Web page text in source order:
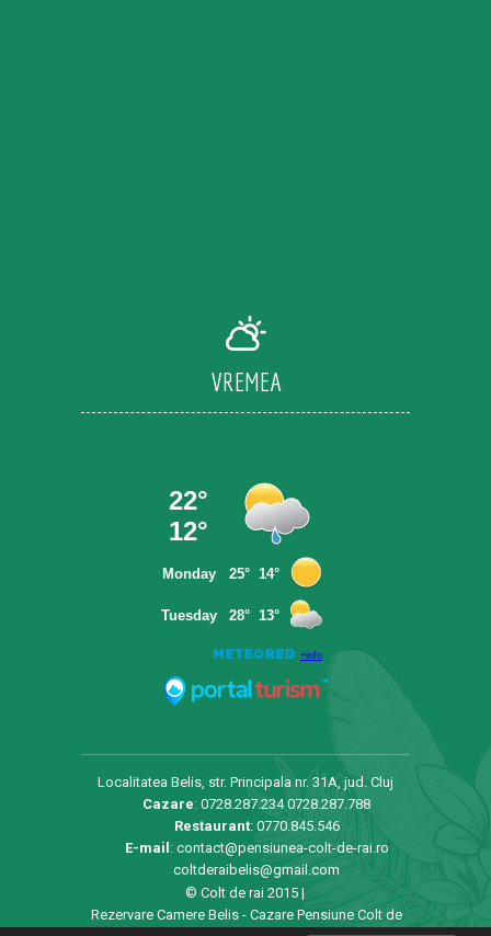
VREMEA
Localitatea Belis, str. Principala nr. 31A, jud. Cluj
Cazare: 0728.287.2340728.287.788
Restaurant: 0770.845.546
E-mail: contact@pensiunea-colt-de-rai.ro
coltderaibelis@gmail.com
© Colt de rai 2015 |
Rezervare Camere Belis - Cazare Pensiune Colt de